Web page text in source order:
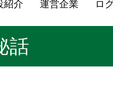
紹介 運営企業 ロ
話